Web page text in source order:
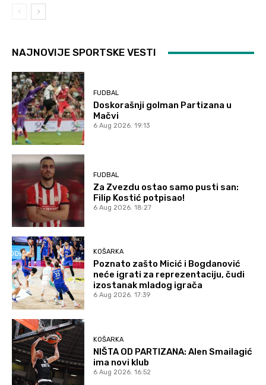
NAJNOVIJE SPORTSKE VESTI
FUDBAL
Doskorašnji golman Partizana u
Mačvi
6 Aug 2026. 19:13
FUDBAL
Za Zvezdu ostao samo pusti san:
Filip Kostić potpisao!
6 Aug 2026. 18:27
KOŠARKA
Poznato zašto Micić i Bogdanović
neće igrati za reprezentaciju, čudi
izostanak mladog igrača
6 Aug 2026. 17:39
KOŠARKA
NIŠTA OD PARTIZANA: Alen Smailagić
ima novi klub
6 Aug 2026. 16:52